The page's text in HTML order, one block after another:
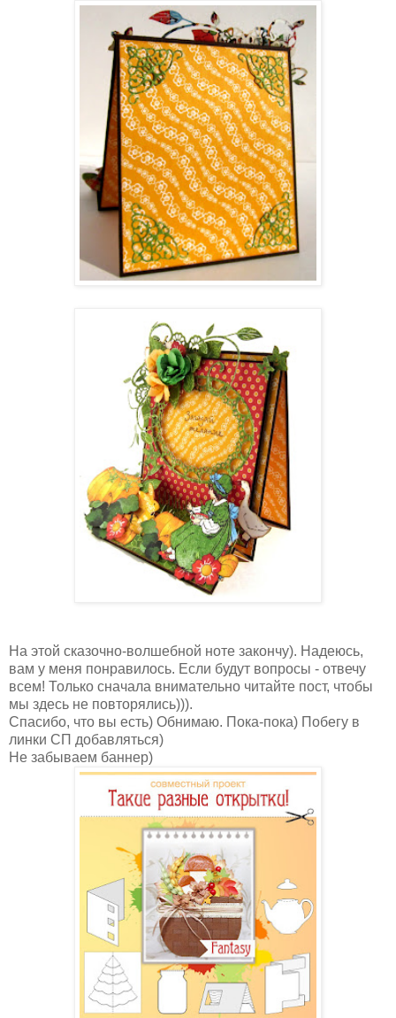
На этой сказочно-волшебной ноте закончу). Надеюсь,
вам у меня понравилось. Если будут вопросы - отвечу
всем! Только сначала внимательно читайте пост, чтобы
мы здесь не повторялись))).
Спасибо, что вы есть) Обнимаю. Пока-пока) Побегу в
линки СП добавляться)
Не забываем баннер)